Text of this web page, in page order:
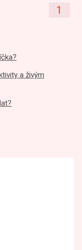
1
a živým